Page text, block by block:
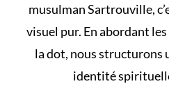
musulman Sartrouville,
visuel pur. En abordant les
la dot, nous structurons
identité